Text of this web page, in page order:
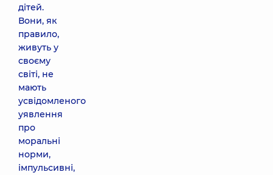
дітей.
Вони, як
правило,
живуть у
своєму
світі, не
мають
усвідомленого
уявлення
про
моральні
норми,
імпульсивні,